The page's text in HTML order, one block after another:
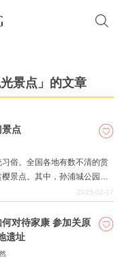
景点」的文章
景点
俗。全国各地有数不清的赏
景点。其中，孙浦城公园、
、三岛大社和伊豆山神社这五
2025-02-17
何对待家康 参加关原
遗址